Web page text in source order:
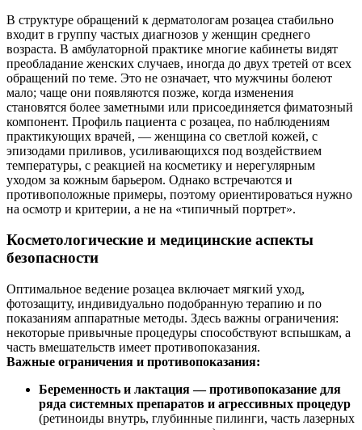
В структуре обращений к дерматологам розацеа стабильно
входит в группу частых диагнозов у женщин среднего
возраста. В амбулаторной практике многие кабинеты видят
преобладание женских случаев, иногда до двух третей от всех
обращений по теме. Это не означает, что мужчины болеют
мало; чаще они появляются позже, когда изменения
становятся более заметными или присоединяется фиматозный
компонент. Профиль пациента с розацеа, по наблюдениям
практикующих врачей, — женщина со светлой кожей, с
эпизодами приливов, усиливающихся под воздействием
температуры, с реакцией на косметику и нерегулярным
уходом за кожным барьером. Однако встречаются и
противоположные примеры, поэтому ориентироваться нужно
на осмотр и критерии, а не на «типичный портрет».
Косметологические и медицинские аспекты
безопасности
Оптимальное ведение розацеа включает мягкий уход,
фотозащиту, индивидуально подобранную терапию и по
показаниям аппаратные методы. Здесь важны ограничения:
некоторые привычные процедуры способствуют вспышкам, а
часть вмешательств имеет противопоказания.
Важные ограничения и противопоказания:
Беременность и лактация — противопоказание для
ряда системных препаратов и агрессивных процедур
(ретиноиды внутрь, глубинные пилинги, часть лазерных